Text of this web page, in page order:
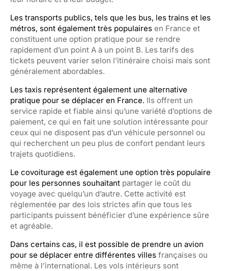
Les transports publics, tels que les bus, les trains et les
métros, sont également très populaires en France et
constituent une option pratique pour se rendre
rapidement d’un point A à un point B. Les tarifs des
tickets peuvent varier selon l’itinéraire choisi mais sont
généralement abordables.
Les taxis représentent également une alternative
pratique pour se déplacer en France. Ils offrent un
service rapide et fiable ainsi qu’une variété d’options de
paiement, ce qui en fait une solution intéressante pour
ceux qui ne disposent pas d’un véhicule personnel ou
qui recherchent un peu plus de confort pendant leurs
trajets quotidiens.
Le covoiturage est également une option très populaire
pour les personnes souhaitant partager le coût du
voyage avec quelqu’un d’autre. Cette activité est
réglementée par des lois strictes afin que tous les
participants puissent bénéficier d’une expérience sûre
et agréable.
Dans certains cas, il est possible de prendre un avion
pour se déplacer entre différentes villes françaises ou
même à l’international. Les vols intérieurs sont